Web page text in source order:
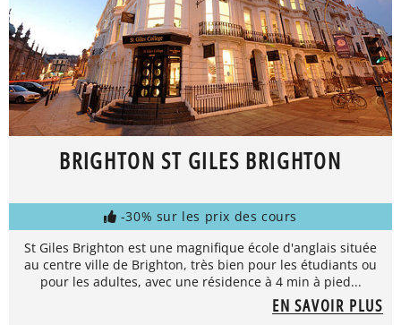
BRIGHTON ST GILES BRIGHTON
-30% sur les prix des cours
St Giles Brighton est une magnifique école d'anglais située
au centre ville de Brighton, très bien pour les étudiants ou
pour les adultes, avec une résidence à 4 min à pied...
EN SAVOIR PLUS